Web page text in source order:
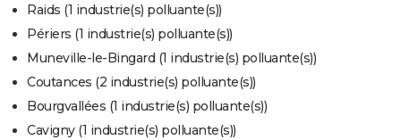
FORUM
Bricolage
Lifestyle
Culture
Sport
Auto
Television
Voyage
Cinema
Raids (1 industrie(s) polluante(s))
Périers (1 industrie(s) polluante(s))
Muneville-le-Bingard (1 industrie(s) polluante(s))
Coutances (2 industrie(s) polluante(s))
Bourgvallées (1 industrie(s) polluante(s))
Cavigny (1 industrie(s) polluante(s))